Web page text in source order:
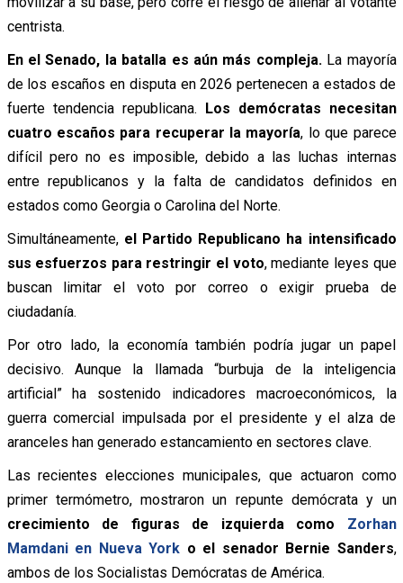
centrista.
En el Senado, la batalla es aún más compleja.La mayoría
de los escaños en disputa en 2026 pertenecen a estados de
fuerte tendencia republicana. Los demócratas necesitan
cuatro escaños para recuperar la mayoría, lo que parece
difícil pero no es imposible, debido a las luchas internas
entre republicanos y la falta de candidatos definidos en
estados como Georgia o Carolina del Norte.
Simultáneamente, el Partido Republicano ha intensificado
sus esfuerzos para restringir el voto, mediante leyes que
buscan limitar el voto por correo o exigir prueba de
ciudadanía.
Por otro lado, la economía también podría jugar un papel
decisivo. Aunque la llamada “burbuja de la inteligencia
artificial” ha sostenido indicadores macroeconómicos, la
guerra comercial impulsada por el presidente y el alza de
aranceles han generado estancamiento en sectores clave.
Las recientes elecciones municipales, que actuaron como
primer termómetro, mostraron un repunte demócrata y un
crecimiento de figuras de izquierda como Zorhan
Mamdani en Nueva York o el senador Bernie Sanders,
ambos de los Socialistas Demócratas de América.